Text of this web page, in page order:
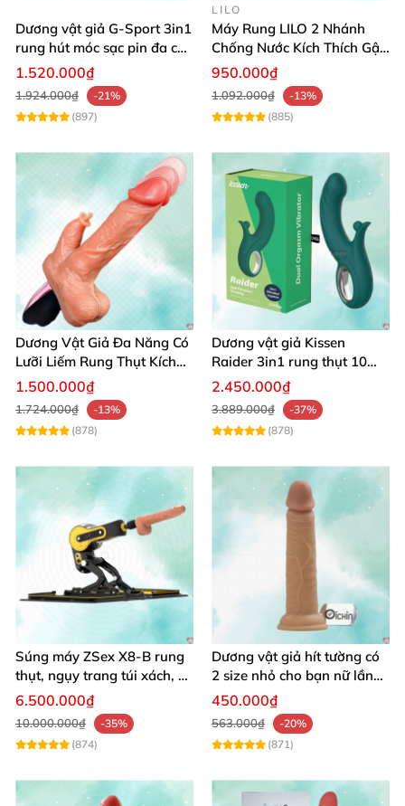
Dương vật giả G-Sport 3in1
rung hút móc sạc pin đa chế
độ
1.520.000₫
1.924.000₫
-21%
(897)
LILO
Máy Rung LILO 2 Nhánh
Chống Nước Kích Thích Gật
Gù Mạnh
950.000₫
1.092.000₫
-13%
(885)
Dương Vật Giả Đa Năng Có
Lưỡi Liếm Rung Thụt Kích
Thích Cao Cấp
1.500.000₫
1.724.000₫
-13%
(878)
Dương vật giả Kissen
Raider 3in1 rung thụt 10
chế độ, chống nước
2.450.000₫
3.889.000₫
-37%
(878)
Súng máy ZSex X8-B rung
thụt, ngụy trang túi xách, 9
chế độ rung đa dạng
6.500.000₫
10.000.000₫
-35%
(874)
Dương vật giả hít tường có
2 size nhỏ cho bạn nữ lần
đầu sử dụng
450.000₫
563.000₫
-20%
(871)